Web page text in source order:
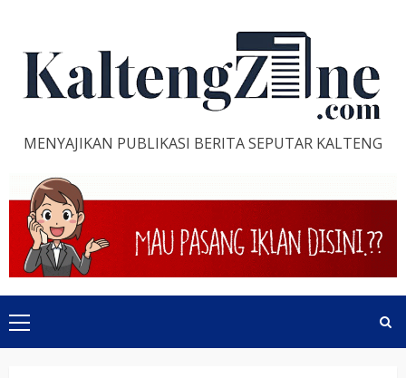
content
MENYAJIKAN PUBLIKASI BERITA SEPUTAR KALTENG
Primary
Menu